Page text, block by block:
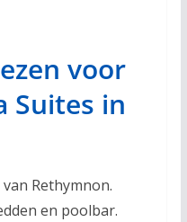
voor
Suites in
van Rethymnon.
en poolbar.